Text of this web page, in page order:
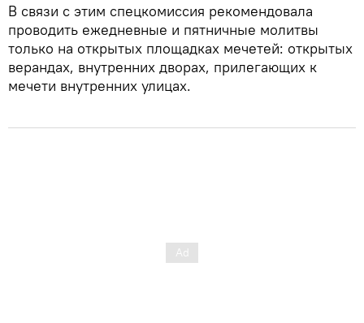
В связи с этим спецкомиссия рекомендовала
проводить ежедневные и пятничные молитвы
только на открытых площадках мечетей: открытых
верандах, внутренних дворах, прилегающих к
мечети внутренних улицах.